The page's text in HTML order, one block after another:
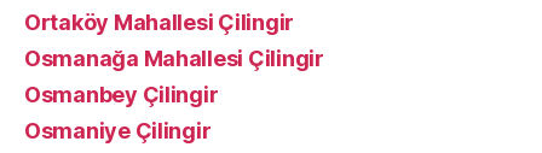
Ortaköy Mahallesi Çilingir
Osmanağa Mahallesi Çilingir
Osmanbey Çilingir
Osmaniye Çilingir